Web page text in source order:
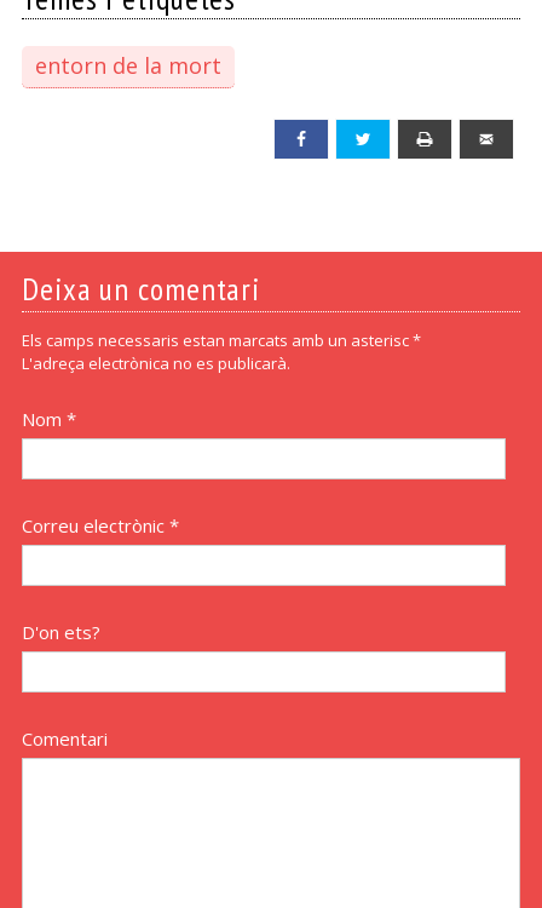
entorn de la mort
Facebook Twitter
Deixa un comentari
Els camps necessaris estan marcats amb un asterisc *
L'adreça electrònica no es publicarà.
Nom *
Correu electrònic *
D'on ets?
Comentari